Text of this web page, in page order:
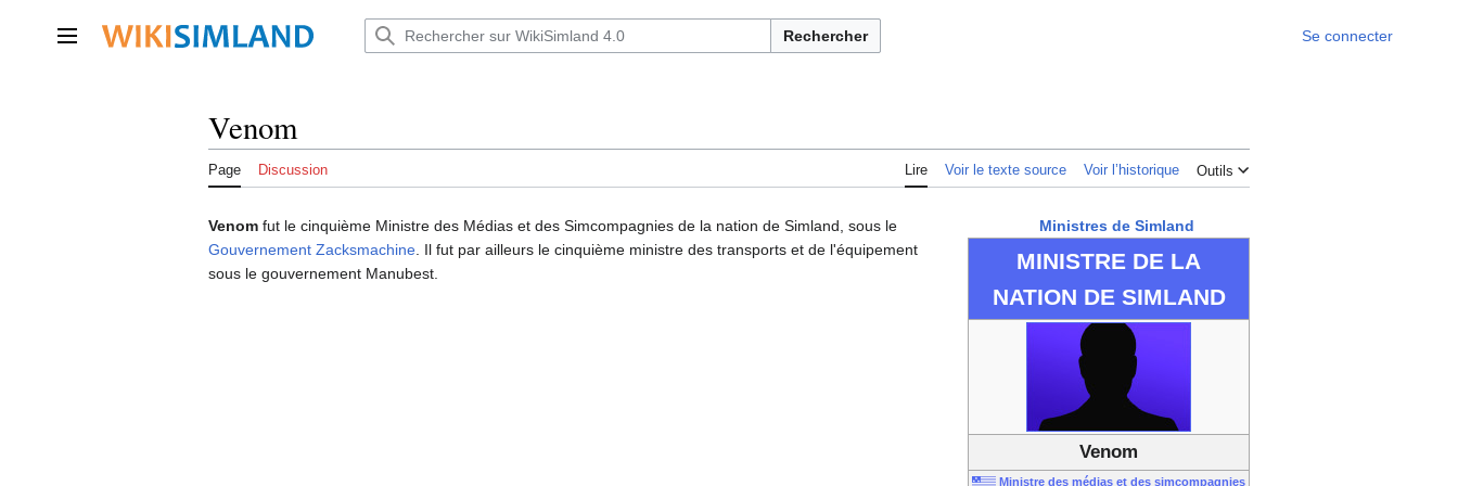
contenu Menu principal Rechercher Se connecter
Venom
Page Discussion Lire Voir le texte source Voir l’historique Outils
Ministres de Simland
MINISTRE DE LA
NATION DE SIMLAND
Venom
Ministre des médias et des simcompagnies
Venom fut le cinquième Ministre des Médias et des Simcompagnies de la nation de Simland, sous le
Gouvernement Zacksmachine . Il fut par ailleurs le cinquième ministre des transports et de l'équipement
sous le gouvernement Manubest.